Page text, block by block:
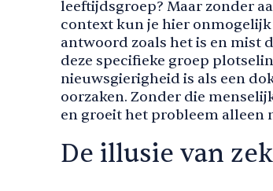
leeftijdsgroep? Maar zonder
context kun je hier
antwoord zoals het is en mist
deze specifieke groep
nieuwsgierigheid is als een
oorzaken. Zonder die
en groeit het probleem alleen
De illusie van